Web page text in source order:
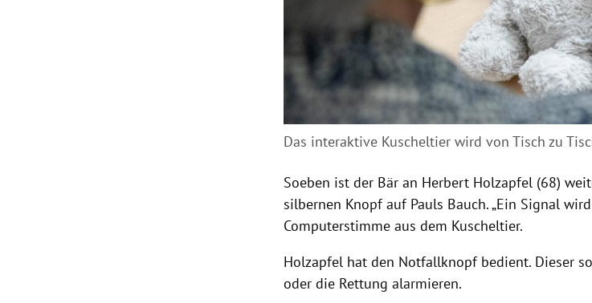
Das interaktive Kuscheltier wird von Tisch zu
Soeben ist der Bär an Herbert Holzapfel (68)
silbernen Knopf auf Pauls Bauch. „Ein Signal
Computerstimme aus dem Kuscheltier.
Holzapfel hat den Notfallknopf bedient. Dieser
oder die Rettung alarmieren.